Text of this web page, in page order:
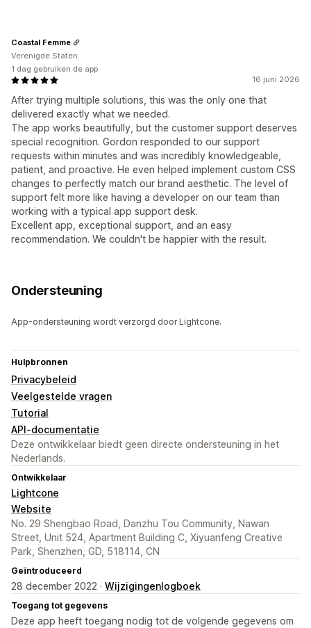
16 juni 2026
After trying multiple solutions, this was the only one that
delivered exactly what we needed.
The app works beautifully, but the customer support deserves
special recognition. Gordon responded to our support
requests within minutes and was incredibly knowledgeable,
patient, and proactive. He even helped implement custom CSS
changes to perfectly match our brand aesthetic. The level of
support felt more like having a developer on our team than
working with a typical app support desk.
Excellent app, exceptional support, and an easy
recommendation. We couldn't be happier with the result.
Coastal Femme
Verenigde Staten
1 dag gebruiken de app
Ondersteuning
App-ondersteuning wordt verzorgd door Lightcone.
Hulpbronnen
Privacybeleid
Veelgestelde vragen
Tutorial
API-documentatie
Deze ontwikkelaar biedt geen directe ondersteuning in het
Nederlands.
Ontwikkelaar
Lightcone
Website
No. 29 Shengbao Road, Danzhu Tou Community, Nawan
Street, Unit 524, Apartment Building C, Xiyuanfeng Creative
Park, Shenzhen, GD, 518114, CN
Geïntroduceerd
28 december 2022 · Wijzigingenlogboek
Toegang tot gegevens
Deze app heeft toegang nodig tot de volgende gegevens om